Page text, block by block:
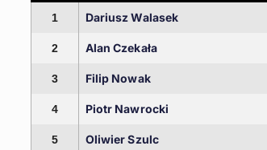
1 Dariusz Walasek
2 Alan Czekała
3 Filip Nowak
4 Piotr Nawrocki
5 Oliwier Szulc